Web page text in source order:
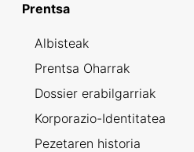
Prentsa
Albisteak
Prentsa Oharrak
Dossier erabilgarriak
Korporazio-Identitatea
Pezetaren historia